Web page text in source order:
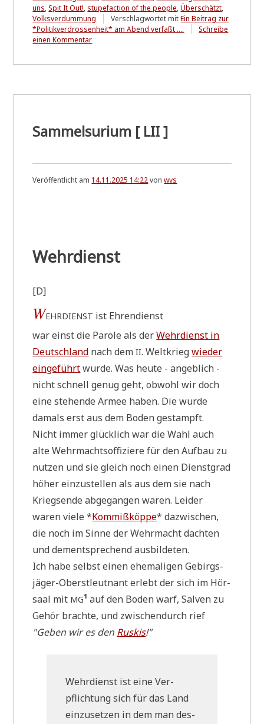
uns,Spit It Out!, stupefaction of the people,Überschätzt,
Volksverdummung
Verschlagwortet mitEin Beitrag zur
*Politikverdrossenheit* am Abend verfaßt ....
Schreibe
einen Kommentarzu
Klimaneutralität
die
keine
Zeit!
Sammelsurium [ LII ]
Veröffentlicht am 14.11.2025 14:22vonwvs
Wehrdienst
[D]
WEHRDIENST ist Ehrendienst
war einst die Paro­le als derWehr­dienst in
Deutsch­land nach demII. Welt­kriegwie­der
ein­ge­führtwur­de. Was heu­te - angeb­lich -
nicht schnell genug geht, obwohl wir doch
eine ste­hen­de Armee haben. Die wur­de
damals erst aus dem Boden gestampft.
Nicht immer glück­lich war die Wahl auch
alte Wehr­machts­of­fi­zie­re für den Auf­bau zu
nut­zen und sie gleich noch einen Dienst­grad
höher ein­zu­stel­len als aus dem sie nach
Kriegs­en­de abge­gan­gen waren. Lei­der
waren vie­le *Kom­miß­köp­pe* dazwi­schen,
die noch im Sin­ne der Wehr­macht dach­ten
und dem­entspre­chend ausbildeten.
Ich habe selbst einen ehe­ma­li­gen Gebirgs­
jä­ger-Oberst­leut­nant erlebt der sich im Hör­
saal mit MG¹ auf den Boden warf, Sal­ven zu
Gehör brach­te, und zwi­schen­durch rief
"Geben wir es den Ruskis!"
Wehr­dienst ist eine Ver­
pflich­tung sich für das Land
ein­zu­set­zen in dem man des­